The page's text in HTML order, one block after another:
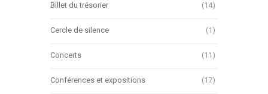
Billet du trésorier (14)
Cercle de silence (1)
Concerts (11)
Conférences et expositions (17)